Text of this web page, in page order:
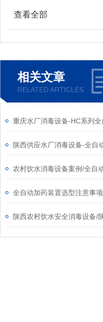
查看全部
相关文章
RELATED ARTICLES
全自动加药装置选型注意事项